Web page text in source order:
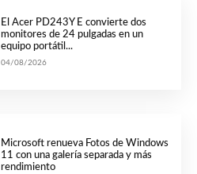
El Acer PD243Y E convierte dos
monitores de 24 pulgadas en un
equipo portátil...
04/08/2026
Microsoft renueva Fotos de Windows
11 con una galería separada y más
rendimiento